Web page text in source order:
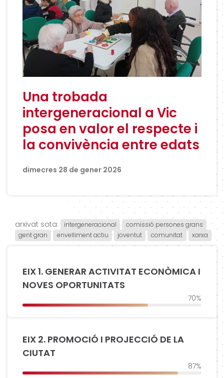
Una trobada
intergeneracional a Vic
posa en valor el respecte i
la convivència entre edats
dimecres 28 de gener 2026
arxivat sota: intergeneracional
comissió persones grans
gent gran
envelliment actiu joventut comunitat xarxa
EIX 1. GENERAR ACTIVITAT ECONÒMICA I
NOVES OPORTUNITATS
70%
EIX 2. PROMOCIÓ I PROJECCIÓ DE LA
CIUTAT
87%